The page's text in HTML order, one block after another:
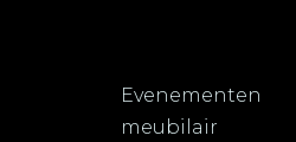
Evenementen
meubilair